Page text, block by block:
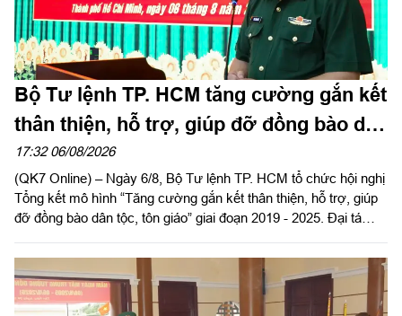
Bộ Tư lệnh TP. HCM tăng cường gắn kết
thân thiện, hỗ trợ, giúp đỡ đồng bào dân
tộc, tôn giáo
17:32 06/08/2026
(QK7 Online) – Ngày 6/8, Bộ Tư lệnh TP. HCM tổ chức hội nghị
Tổng kết mô hình “Tăng cường gắn kết thân thiện, hỗ trợ, giúp
đỡ đồng bào dân tộc, tôn giáo” giai đoạn 2019 - 2025. Đại tá
đạo hội nghị.